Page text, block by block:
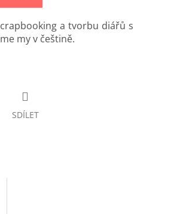
a tvorbu diářů s
my v češtině.
SDÍLET